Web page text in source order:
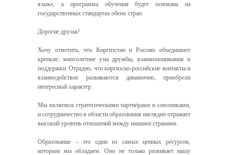
языке, а программа обучения будет основана на
государственных стандартах обеих стран.
Дорогие друзья!
Хочу отметить, что Киргизстан и Россию объединяют
крепкие, многолетние узы дружбы, взаимопонимания и
поддержки. Отрадно, что киргизско-российские контакты и
взаимодействие развиваются динамично, приобрели
интересный характер.
Мы являемся стратегическими партнёрами и союзниками,
и сотрудничество в области образования наглядно отражает
высокий уровень отношений между нашими странами.
Образование ‒ это один из самых ценных ресурсов,
которым мы обладаем. Оно не только развивает нашу